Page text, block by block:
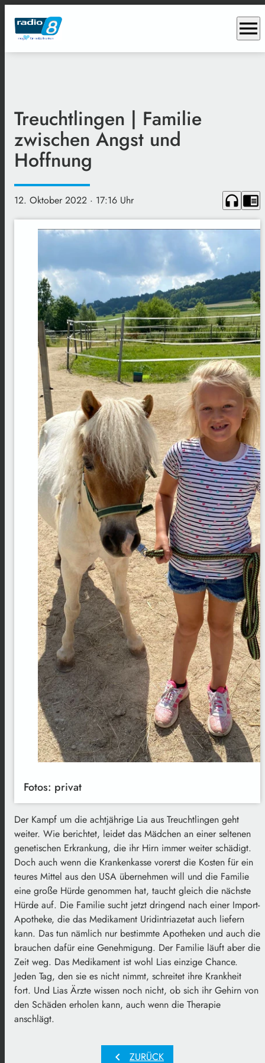
menu
Treuchtlingen | Familie
zwischen Angst und
Hoffnung
12. Oktober 2022 · 17:16 Uhr headphones chrome_reader_mode
Fotos: privat
Der Kampf um die achtjährige Lia aus Treuchtlingen geht
weiter. Wie berichtet, leidet das Mädchen an einer seltenen
genetischen Erkrankung, die ihr Hirn immer weiter schädigt.
Doch auch wenn die Krankenkasse vorerst die Kosten für ein
teures Mittel aus den USA übernehmen will und die Familie
eine große Hürde genommen hat, taucht gleich die nächste
Hürde auf. Die Familie sucht jetzt dringend nach einer Import-
Apotheke, die das Medikament Uridintriazetat auch liefern
kann. Das tun nämlich nur bestimmte Apotheken und auch die
brauchen dafür eine Genehmigung. Der Familie läuft aber die
Zeit weg. Das Medikament ist wohl Lias einzige Chance.
Jeden Tag, den sie es nicht nimmt, schreitet ihre Krankheit
fort. Und Lias Ärzte wissen noch nicht, ob sich ihr Gehirn von
den Schäden erholen kann, auch wenn die Therapie
anschlägt.
chevron_left ZURÜCK